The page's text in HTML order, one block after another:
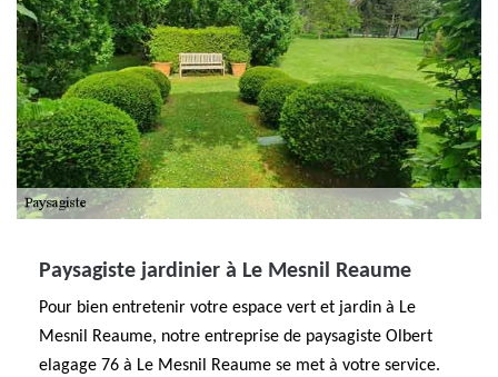
Paysagiste jardinier à Le Mesnil Reaume
Pour bien entretenir votre espace vert et jardin à Le
Mesnil Reaume, notre entreprise de paysagiste Olbert
elagage 76 à Le Mesnil Reaume se met à votre service.